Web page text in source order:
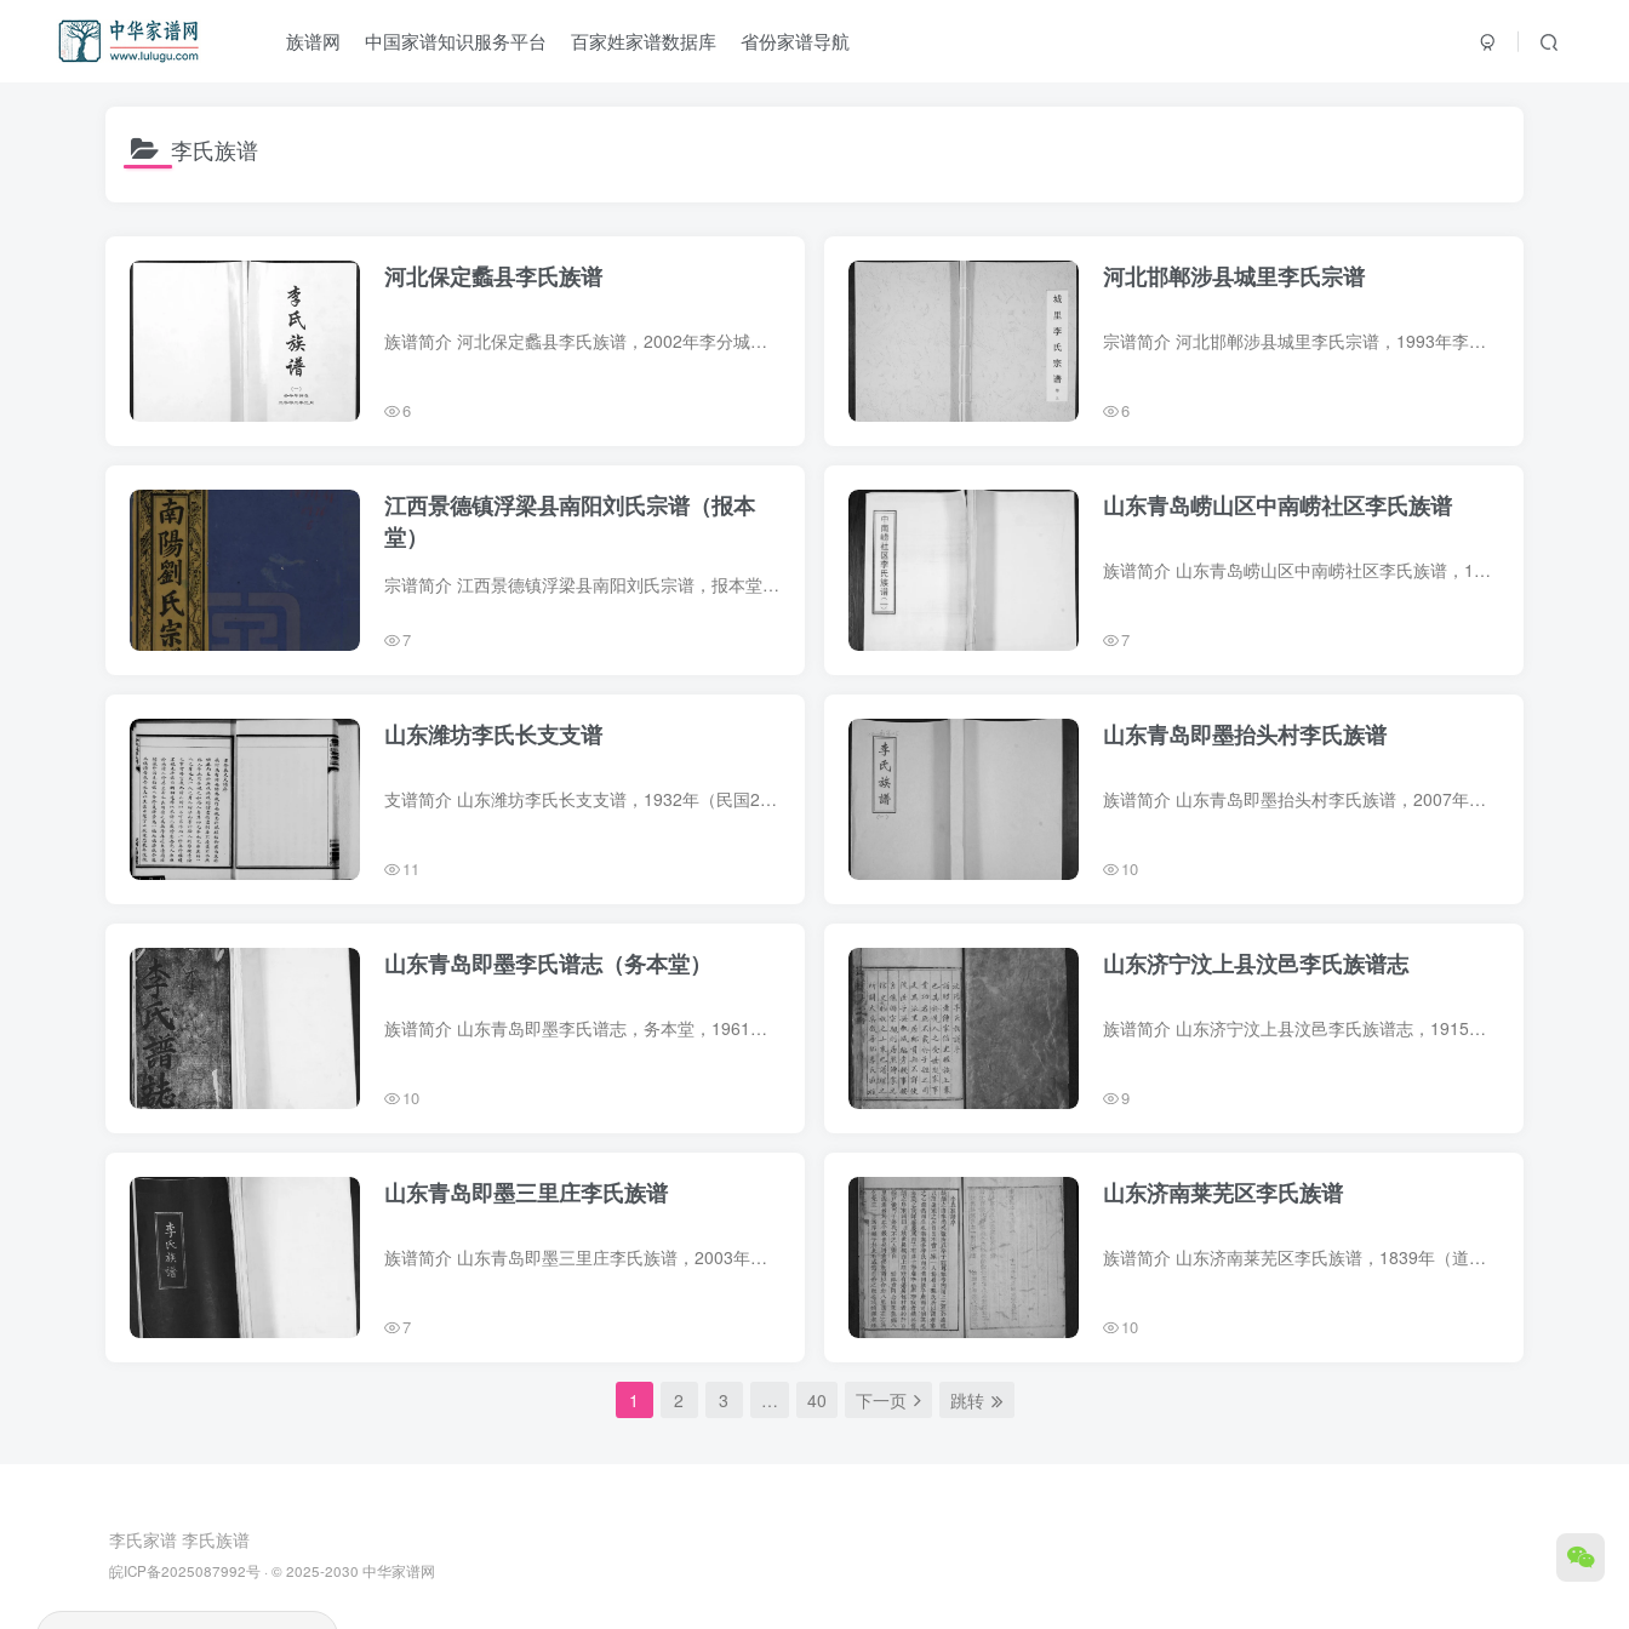
族谱网 中国家谱知识服务平台 百家姓家谱数据库 省份家谱导航
李氏族谱
河北保定蠡县李氏族谱
族谱简介 河北保定蠡县李氏族谱，2002年李分城、李金铎等纂修，5册。始迁祖李德，号慎修，明永乐年间自小兴州迁于直隶保定府蠡县玉田社九甲北齐村。 族谱部分预览 电子版PDF网盘下载
6
河北邯郸涉县城里李氏宗谱
宗谱简介 河北邯郸涉县城里李氏宗谱，1993年李宪云、李逢祥等纂修，2册。下载文件中另含：1904年（光绪30年）李恩长纂修之先绩存略1册（残本），存略载该族九世李栋（字尚隆、号吉轩）仕宦之略...
6
江西景德镇浮梁县南阳刘氏宗谱（报本
堂）
宗谱简介 江西景德镇浮梁县南阳刘氏宗谱，报本堂，1908年（光绪34年）刘燮材等纂修，8册。始迁祖刘晖，一名刘仲昭，唐时为浮梁令，卒于官，子孙遂占籍浮梁，卜家磁石塘。 字辈：锦绣文章 联科甲...
7
山东青岛崂山区中南崂社区李氏族谱
族谱简介 山东青岛崂山区中南崂社区李氏族谱，1947年（民国36年）李克安、李绍湘等纂修，2册。始祖李子成，明永乐初由云南大槐树里头徙居即墨南乡曲哥庄。生子二，长李斌显居崂山，次李文显转徙...
7
山东潍坊李氏长支支谱
支谱简介 山东潍坊李氏长支支谱，1932年（民国21年）李德本等纂修，1册。始迁祖李显兴，原居云南乌撒府，明洪武间诏徙至潍坊东郭村。至五世，派分六支，本谱是为李守业支下谱。 字辈（19世起）...
11
山东青岛即墨抬头村李氏族谱
族谱简介 山东青岛即墨抬头村李氏族谱，2007年李守贵、李绍智等纂修，1册。始祖李子成，明永乐初由云南大槐树里头徙居即墨南乡曲哥庄。生子二，长李斌显。次子李文显，率五侄迁居小崂山下，五侄...
10
山东青岛即墨李氏谱志（务本堂）
族谱简介 山东青岛即墨李氏谱志，务本堂，1961年李中常等纂修，1册。60余页。始迁祖失讳，明永乐年间自云南徙居山东海阳县彭哥庄。本谱尊李环为一世祖，二世李东法徙即墨雄崖所。至五世，李维新...
10
山东济宁汶上县汶邑李氏族谱志
族谱简介 山东济宁汶上县汶邑李氏族谱志，1915年（民国4年）李修德、李志强等纂修，1册。50余页。始迁祖失讳，于明永乐二年自山西洪洞县迁汶邑梁家桥。明清鼎革间，族人抱谱避乱，致谱牒遗失。...
9
山东青岛即墨三里庄李氏族谱
族谱简介 山东青岛即墨三里庄李氏族谱，2003年李崇章、李延祚等纂修，2册。始祖李善长（字百室），安徽定远人，明朝初年自南京迁居即墨城东南二十里之团彪庄。始迁祖李庆，清雍正间迁居窑上石硁...
7
山东济南莱芜区李氏族谱
族谱简介 山东济南莱芜区李氏族谱，1839年（道光19年）李芳馨等纂修，2册。始迁祖李成，字全德，明洪武初由山东临朐迁居莱芜八里沟庄。 族谱部分预览 电子版PDF网盘下载
10
1 2 3 … 40 下一页 跳转
李氏家谱 李氏族谱
皖ICP备2025087992号 · © 2025-2030 中华家谱网